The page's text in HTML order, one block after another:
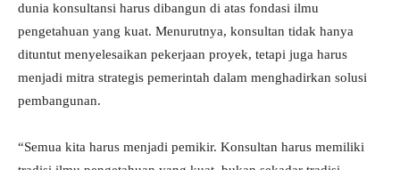
dunia konsultansi harus dibangun di atas fondasi ilmu
pengetahuan yang kuat. Menurutnya, konsultan tidak hanya
dituntut menyelesaikan pekerjaan proyek, tetapi juga harus
menjadi mitra strategis pemerintah dalam menghadirkan solusi
pembangunan.
“Semua kita harus menjadi pemikir. Konsultan harus memiliki